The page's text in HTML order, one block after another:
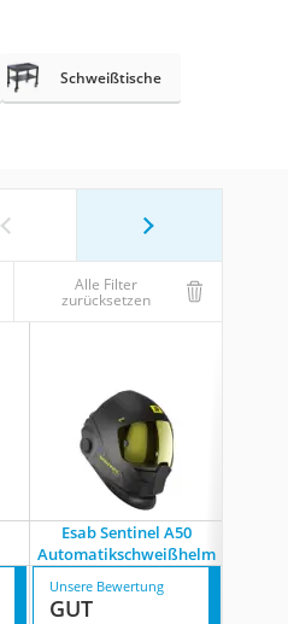
Schweißtische
Alle Filter
zurücksetzen
Esab Sentinel A50
Automatikschweißhelm
Unsere Bewertung
GUT